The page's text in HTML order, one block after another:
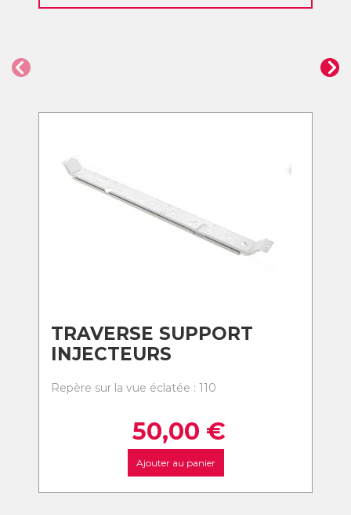
TRAVERSE SUPPORT
INJECTEURS
Repère sur la vue éclatée : 110
50,00 €
Ajouter au panier